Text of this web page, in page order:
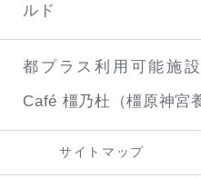
ルド
都プラス利用可能施設
Café 橿乃杜（橿原神宮
サイトマップ